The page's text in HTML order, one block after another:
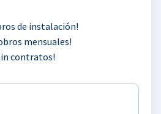
de instalación!
mensuales!
contratos!